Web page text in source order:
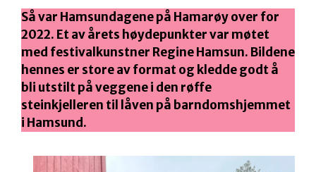
Så var Hamsundagene på Hamarøy over for
2022. Et av årets høydepunkter var møtet
med festivalkunstner Regine Hamsun. Bildene
hennes er store av format og kledde godt å
bli utstilt på veggene i den røffe
steinkjelleren til låven på barndomshjemmet
i Hamsund.